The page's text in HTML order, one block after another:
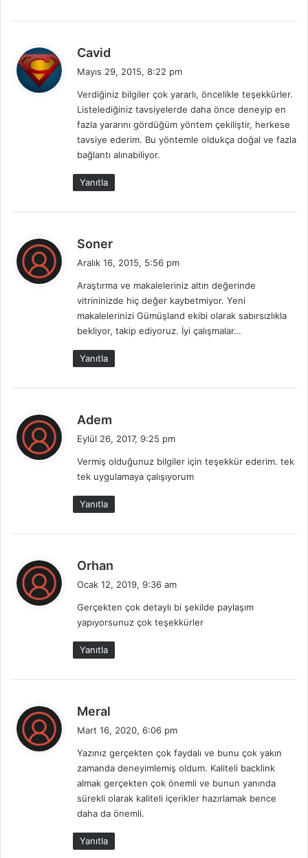
Cavid
i
k
:
Mayıs 29, 2015, 8:22 pm
Verdiğiniz bilgiler çok yararlı, öncelikle teşekkürler.
Listelediğiniz tavsiyelerde daha önce deneyip en
fazla yararını gördüğüm yöntem çekiliştir, herkese
tavsiye ederim. Bu yöntemle oldukça doğal ve fazla
bağlantı alınabiliyor.
Yanıtla
Soner
i
k
i
Aralık 16, 2015, 5:56 pm
Araştırma ve makaleleriniz altın değerinde
vitrininizde hiç değer kaybetmiyor. Yeni
makalelerinizi Gümüşland ekibi olarak sabırsızlıkla
bekliyor, takip ediyoruz. İyi çalışmalar…
Yanıtla
Adem
i
k
i
:
Eylül 26, 2017, 9:25 pm
Vermiş olduğunuz bilgiler için teşekkür ederim. tek
tek uygulamaya çalışıyorum
Yanıtla
Orhan
i
k
i
:
Ocak 12, 2019, 9:36 am
Gerçekten çok detaylı bi şekilde paylaşım
yapıyorsunuz çok teşekkürler
Yanıtla
Meral
i
k
i
:
Mart 16, 2020, 6:06 pm
Yazınız gerçekten çok faydalı ve bunu çok yakın
zamanda deneyimlemiş oldum. Kaliteli backlink
almak gerçekten çok önemli ve bunun yanında
sürekli olarak kaliteli içerikler hazırlamak bence
daha da önemli.
Yanıtla